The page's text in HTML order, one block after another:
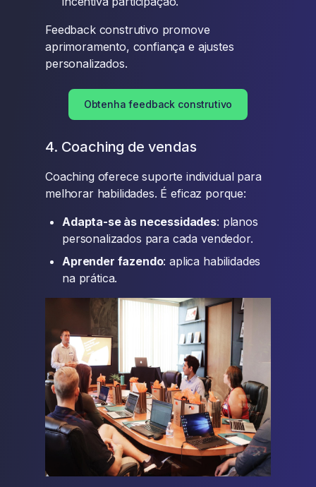
Feedback construtivo promove
aprimoramento, confiança e ajustes
personalizados.
Obtenha feedback construtivo
4. Coaching de vendas
Coaching oferece suporte individual para
melhorar habilidades. É eficaz porque:
Adapta-se às necessidades: planos
personalizados para cada vendedor.
Aprender fazendo: aplica habilidades
na prática.